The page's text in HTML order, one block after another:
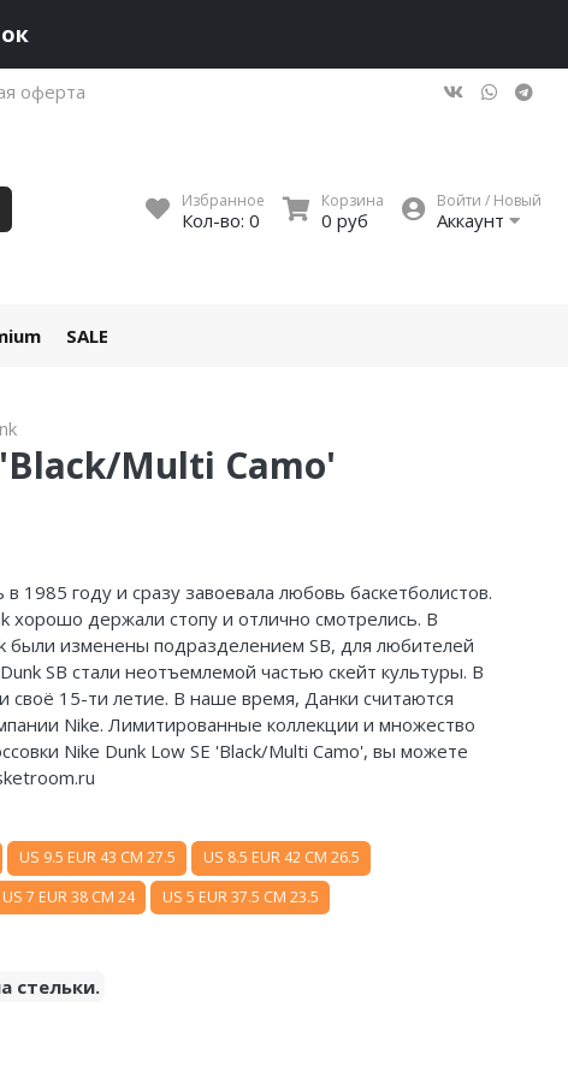
оферта
Избранное
Кол-во: 0
Корзина
0 руб
Войти / Новый
Аккаунт
SALE
Multi Camo'
в 1985 году и сразу завоевала любовь баскетболистов.
хорошо держали стопу и отлично смотрелись. В
были изменены подразделением SB, для любителей
SB стали неотъемлемой частью скейт культуры. В
своё 15-ти летие. В наше время, Данки считаются
Nike. Лимитированные коллекции и множество
Nike Dunk Low SE 'Black/Multi Camo', вы можете
US 9.5 EUR 43 CM 27.5
US 8.5 EUR 42 CM 26.5
US 7 EUR 38 CM 24
US 5 EUR 37.5 CM 23.5
стельки.